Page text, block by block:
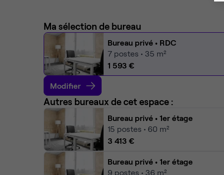
Ma sélection de bureau
Bureau privé • RDC
7 postes • 35 m²
1 593 €
Modifier
Autres bureaux de cet espace :
Bureau privé • 1er étage
15 postes • 60 m²
3 413 €
Bureau privé • 1er étage
9 postes • 36 m²